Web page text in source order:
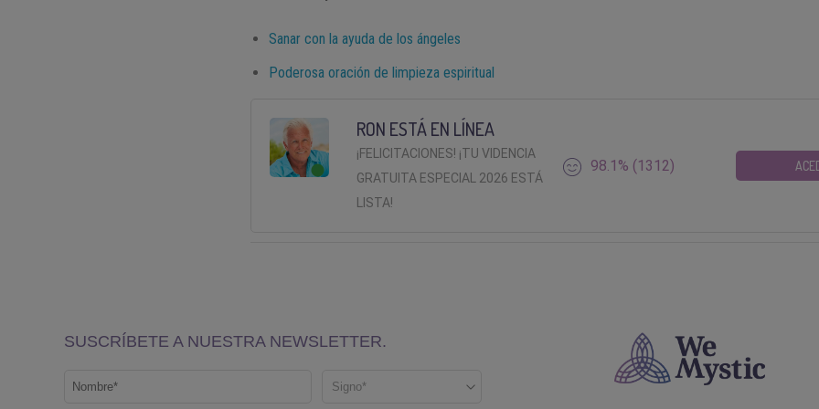
Sanar con la ayuda de los ángeles
Poderosa oración de limpieza espiritual
RON ESTÁ EN LÍNEA
¡FELICITACIONES! ¡TU VIDENCIA
GRATUITA ESPECIAL 2026 ESTÁ
LISTA!
98.1% (1312)